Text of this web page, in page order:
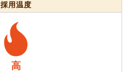
採用温度
高